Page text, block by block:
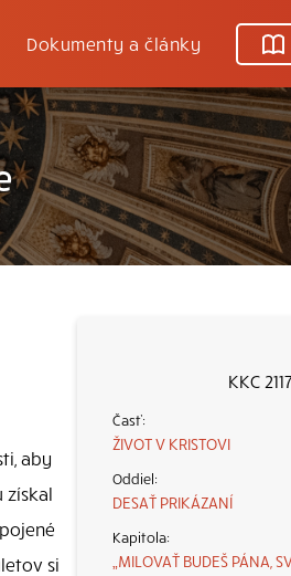
Dokumenty a články
KKC
ŽIVOT V KRISTOVI
DESAŤ PRIKÁZANÍ
„MILOVAŤ BUDEŠ PÁNA,
aby
získal
si